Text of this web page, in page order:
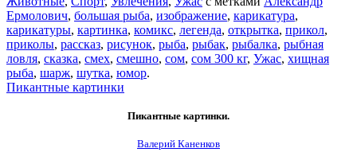
Ермолович, большая рыба, изображение, карикатура,
карикатуры, картинка, комикс, легенда, открытка, прикол,
приколы, рассказ, рисунок, рыба, рыбак, рыбалка, рыбная
ловля, сказка, смех, смешно, сом, сом 300 кг, Ужас, хищная
рыба, шарж, шутка, юмор.
Пикантные картинки
Пикантные картинки.
Валерий Каненков